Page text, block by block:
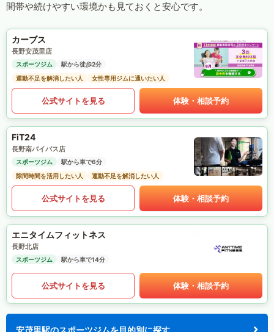
間帯や続けやすい環境かも見ておくと安心です。
カーブス
長野安茂里店
スポーツジム
駅から徒歩2分
運動不足を解消したい人
女性専用ジムに通いたい人
公式サイトを見る 体験・相談予約
FiT24
長野南バイパス店
スポーツジム
駅から車で6分
隙間時間を活用したい人
運動不足を解消したい人
公式サイトを見る 体験・相談予約
エニタイムフィットネス
長野北店
スポーツジム 駅から車で14分
公式サイトを見る 体験・相談予約
安茂里駅のスポーツジムを目的別に探す